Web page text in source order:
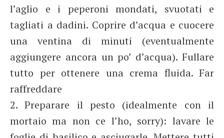
l’aglio e i peperoni mondati, svuotati e
tagliati a dadini. Coprire d’acqua e cuocere
una ventina di minuti (eventualmente
aggiungere ancora un po’ d’acqua). Fullare
tutto per ottenere una crema fluida. Far
raffreddare
2. Preparare il pesto (idealmente con il
mortaio ma non ce l’ho, sorry): lavare le